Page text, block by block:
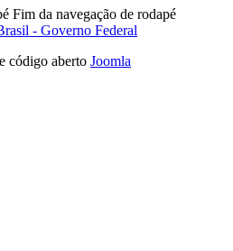
Fim da navegação de rodapé
código aberto Joomla